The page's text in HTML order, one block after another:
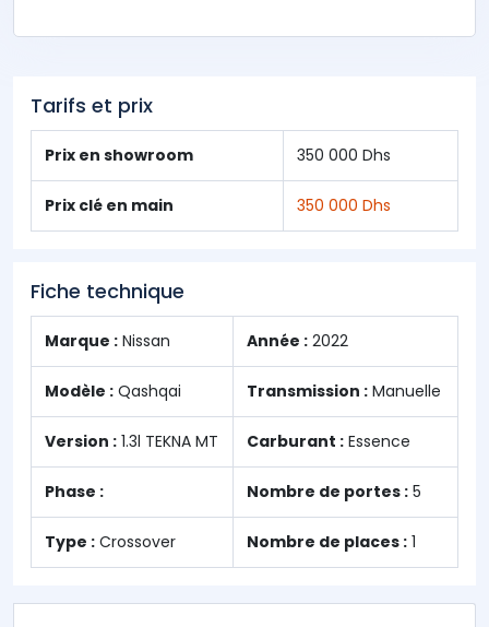
Tarifs et prix
Prix en showroom 350 000 Dhs
Prix clé en main 350 000 Dhs
Fiche technique
Marque : Nissan Année : 2022
Modèle : Qashqai Transmission : Manuelle
Version : 1.3l TEKNA MT Carburant : Essence
Phase : Nombre de portes : 5
Type : Crossover Nombre de places : 1